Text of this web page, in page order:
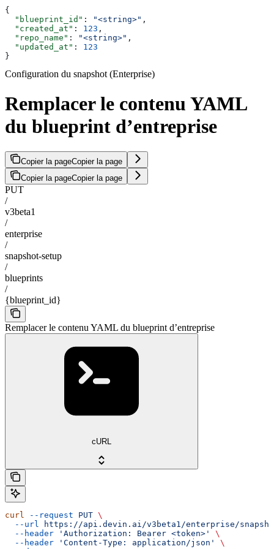
{
  "blueprint_id"
: "<string>" ,
  "created_at"
: 123 ,
  "repo_name"
: "<string>" ,
  "updated_at"
: 123
}
Configuration du snapshot (Enterprise)
Remplacer le contenu YAML
du blueprint d’entreprise
Copier la pageCopier la page
Copier la pageCopier la page
PUT
/
v3beta1
/
enterprise
/
snapshot-setup
/
blueprints
/
{blueprint_id}
Remplacer le contenu YAML du blueprint d’entreprise
cURL
curl --request PUT \
  --url
https://api.devin.ai/v3beta1/enterprise/
  --header
'Authorization: Bearer <token>'
\
  --header
'Content-Type: application/json'
\